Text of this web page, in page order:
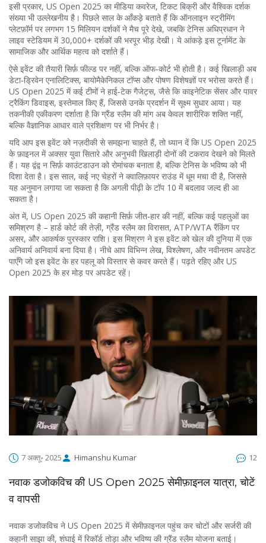
इसी प्रकार, US Open 2025 का मीडिया कवरेज, टिकट बिक्री और वैश्विक दर्शक
संख्या भी उल्लेखनीय है। पिछले साल के आँकड़े बताते हैं कि ऑनलाइन स्ट्रीमिंग
प्लेटफ़ॉर्म पर लगभग 15 मिलियन दर्शकों ने मैच पूरे देखे, जबकि टेनिस अधिप्रधान ने
लाइव स्टेडियम में 30,000+ दर्शकों की भरपूर भीड़ देखी। ये आंकड़े इस टूर्नामेंट के
सामाजिक और आर्थिक महत्व को दर्शाते हैं।
ऐसे इवेंट की तैयारी सिर्फ़ फील्ड पर नहीं, बल्कि ऑफ‑कोर्ट भी होती है। कई खिलाड़ी अब
डेटा‑ड्रिवेन एनालिटिक्स, बायोमैकेनिकल टॉप्स और पोषण विशेषज्ञों पर भरोसा करते हैं।
US Open 2025 में कई टीमों ने हाई‑टेक गैजेट्स, जैसे कि काइनेटिक सेंसर और पावर
ट्रैकिंग डिवाइस, इस्तेमाल किए हैं, जिससे उनके प्रदर्शन में सूक्ष्म सुधार आया। यह
तकनीकी एकीकरण दर्शाता है कि ग्रैंड स्लैम की मांग अब केवल शारीरिक शक्ति नहीं,
बल्कि वैज्ञानिक आधार वाले प्रशिक्षण पर भी निर्भर है।
यदि आप इस इवेंट को नज़दीकी से समझना चाहते हैं, तो ध्यान दें कि US Open 2025
के फ़ाइनल में अक्सर युवा सितारे और अनुभवी खिलाड़ी दोनों की टकराव देखने को मिलते
हैं। यह द्वंद्व न सिर्फ़ काउंटडाउन को रोमांचक बनाता है, बल्कि टेनिस के भविष्य को भी
दिशा देता है। इस साल, कई नए चेहरों ने क्वालिफ़ायर राउंड में धूम मचा दी है, जिससे
यह अनुमान लगाया जा सकता है कि अगली पीढ़ी के टॉप 10 में बदलाव जल्द ही आ
सकता है।
अंत में, US Open 2025 की कहानी सिर्फ़ जीत‑हार की नहीं, बल्कि कई पहलुओं का
समिश्रण है – हार्ड कोर्ट की तेज़ी, ग्रैंड स्लैम का विरासत, ATP/WTA रैंकिंग पर
असर, और आकर्षक पुरस्कार राशि। इस मिश्रण ने इस इवेंट को खेल की दुनिया में एक
अनिवार्य अनिवार्य बना दिया है। नीचे आप विभिन्न लेख, विश्लेषण, और नवीनतम अपडेट
पाएँगे जो इस इवेंट के हर पहलू को विस्तार से कवर करते हैं। पढ़ते रहिए और US
Open 2025 के हर मोड़ पर अपडेट रहें।
7 अक्तू॰ 2025 Himanshu Kumar 12
नवाक डजोकविच की US Open 2025 सेमीफ़ाइनल यात्रा, चोटें
व वापसी
नवाक डजोकविच ने US Open 2025 में सेमीफ़ाइनल पहुंच कर चोटों और सर्जरी की
कहानी साझा की, शंघाई में रिकॉर्ड तोड़ा और भविष्य की ग्रैंड स्लैम योजना बताई।